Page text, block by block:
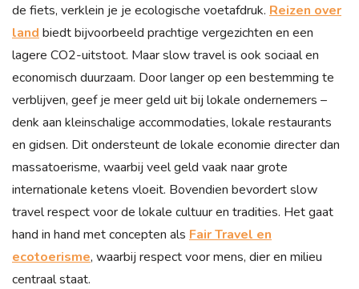
de fiets, verklein je je ecologische voetafdruk. Reizen over
land biedt bijvoorbeeld prachtige vergezichten en een
lagere CO2-uitstoot. Maar slow travel is ook sociaal en
economisch duurzaam. Door langer op een bestemming te
verblijven, geef je meer geld uit bij lokale ondernemers –
denk aan kleinschalige accommodaties, lokale restaurants
en gidsen. Dit ondersteunt de lokale economie directer dan
massatoerisme, waarbij veel geld vaak naar grote
internationale ketens vloeit. Bovendien bevordert slow
travel respect voor de lokale cultuur en tradities. Het gaat
hand in hand met concepten als Fair Travel en
ecotoerisme, waarbij respect voor mens, dier en milieu
centraal staat.